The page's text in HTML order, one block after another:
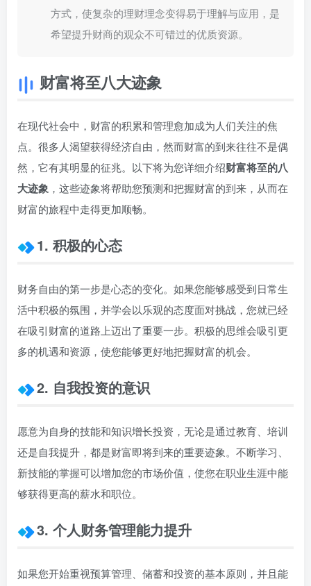
方式，使复杂的理财理念变得易于理解与应用，是
希望提升财商的观众不可错过的优质资源。
财富将至八大迹象
在现代社会中，财富的积累和管理愈加成为人们关注的焦
点。很多人渴望获得经济自由，然而财富的到来往往不是偶
然，它有其明显的征兆。以下将为您详细介绍财富将至的八
大迹象 ，这些迹象将帮助您预测和把握财富的到来，从而在
财富的旅程中走得更加顺畅。
1. 积极的心态
财务自由的第一步是心态的变化。如果您能够感受到日常生
活中积极的氛围，并学会以乐观的态度面对挑战，您就已经
在吸引财富的道路上迈出了重要一步。积极的思维会吸引更
多的机遇和资源，使您能够更好地把握财富的机会。
2. 自我投资的意识
愿意为自身的技能和知识增长投资，无论是通过教育、培训
还是自我提升，都是财富即将到来的重要迹象。不断学习、
新技能的掌握可以增加您的市场价值，使您在职业生涯中能
够获得更高的薪水和职位。
3. 个人财务管理能力提升
如果您开始重视预算管理、储蓄和投资的基本原则，并且能